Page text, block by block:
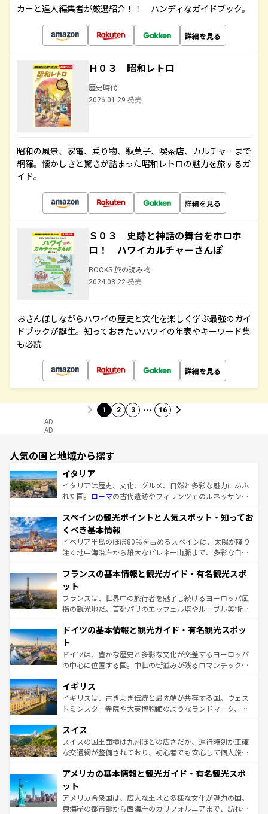
カーと達人編集者が厳選紹介！！ ハンディなガイドブック。
詳細を見る
Ｈ０３ 昭和レトロ
歴史時代
2026.01.29 発売
昭和の風景、家電、乗り物、駄菓子、喫茶店、カルチャーまで
網羅。懐かしさと驚きが詰まった昭和レトロの魅力を旅するガ
イド。
詳細を見る
Ｓ０３ 史跡と神話の舞台をホロホ
ロ！ ハワイカルチャーさんぽ
BOOKS 旅の読み物
2024.03.22 発売
おさんぽしながらハワイの歴史と文化を楽しく学ぶ最強のガイ
ドブックが誕生。知っておきたいハワイの年表やキーワード集
も必読
詳細を見る
1 2 3 … 16
AD
AD
人気の国と地域から探す
イタリア
イタリアは歴史、文化、グルメ、自然と多彩な魅力にあふ
れた国。 ローマの古代遺跡やフィレンツェのルネッサンス
ろん、トスカーナの美しい田園風景やアマルフィ海岸の絶
景など、自然景観も見逃せない。観光の合間には、本場の
ピザやパスタなど、絶品のイタリア料理を堪能することも
できる。朝目覚めてから夜眠るまで、すべての瞬間を楽し
なお、新着のイタリア情報はコンテンツ一覧を参照してほ
しい。
スペインの観光ポイントと人気スポット・知ってお
くべき基本情報
イベリア半島のほぼ80％を占めるスペインは、太陽が降り
注ぐ地中海沿岸から雄大なピレネー山脈まで、多彩な自然
文化が根付くこの国では、情熱的なフラメンコ、熱気あふ
れる闘牛、そして美味しいタパスが生活の一部となってい
る。首都マドリードの洗練された雰囲気や、バルセロナの
アートに溢れた街角から、地方では古代ローマ遺跡や中世
せる。地方によって風土や気候が異なるスペインはその個
ンテンツ一覧 を参照してほしい。
フランスの基本情報と観光ガイド・有名観光スポ
ット
フランスは、世界中の旅行者を魅了し続けるヨーロッパ屈
指の観光地だ。首都パリのエッフェル塔やルーブル美術館
で、幅広い魅力が詰まっている。華麗な宮殿、歴史的な大
聖堂、美しいビーチ、そして豊かな自然が、訪れる者を心
から魅了する。また、フランスは美食の国としても知ら
れ、フランス料理はユネスコ無形文化遺産にも登録されて
香り高いラベンダー畑など、多彩な楽しみ方が可能だ。さ
らに、パリ以外の地域にも魅力が溢れており、どの街角に
も豊かな歴史と文化が息づいている。パリ以外の個性あふ
を参照してほしい。
ドイツの基本情報と観光ガイド・有名観光スポッ
ト
ドイツは、豊かな歴史と多彩な文化が交差するヨーロッパ
の中心に位置する国。中世の街並みが残るロマンチック街
顔を持つこの国は、どこを歩いても飽きることがない。ベ
ルリンの文化的活気、バイエルン州のアルプスの絶景、そ
してライン川沿いのワイン畑といった風景は必見。ビール
は、お酒好きな人にはぜひ体験してほしい。 なお、新着の
ドイツ情報はコンテンツ一覧を参照してほしい。
イギリス
イギリスは、古きよき伝統と最先端が共存する国。ウェス
トミンスター寺院や大英博物館のようなランドマーク、歴
リアごとに異なる魅力がある。また、優雅なアフタヌーン
ティー、ビール好きにはたまらない英国パブ、サッカー観
戦など、本場だからこそできる体験も豊富。イギリスを旅
ンツ一覧を参照してほしい。
スイス
スイスの国土面積は九州ほどの広さだが、運行時刻が正確
な交通網が整備されており、初心者でも安心して個人旅行
の建物がそのまま残る町や、スイスならではのユニークな
博物館もあり、アルプス観光だけでなく町歩きも満喫する
ことができる。国民の所得が高いため物価も高いが、旅行
者向けの交通パス提供のサービスもあり、うまく活用すれ
アメリカの基本情報と観光ガイド・有名観光スポ
ット
アメリカ合衆国は、広大な土地と多様な文化が魅力の国。
東海岸の都市部から西海岸のカリフォルニアまで、訪れる